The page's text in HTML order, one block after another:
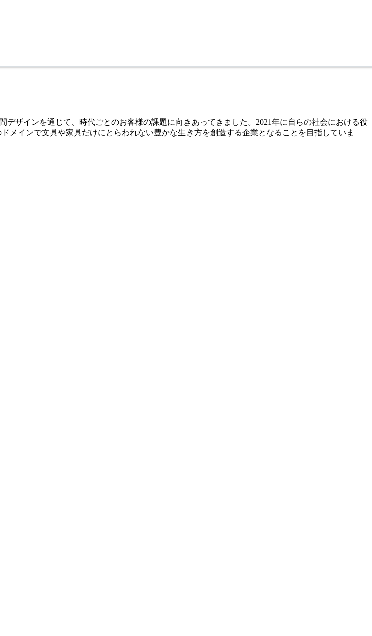
ザインを通じて、時代ごとのお客様の課題に向きあってきました。2021年に自らの社会における役
メインで文具や家具だけにとらわれない豊かな生き方を創造する企業となることを目指していま